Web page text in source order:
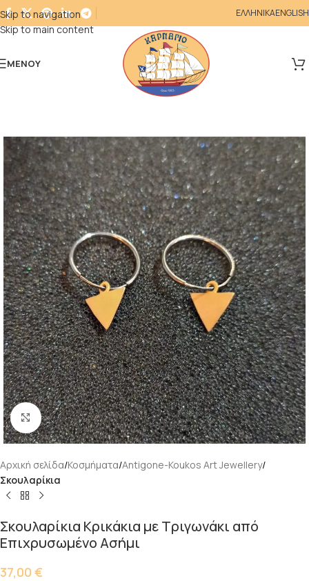
Skip to navigation
Skip to main content
ΕΛΛΗΝΙΚΑENGLISH
ΜΕΝΟΎ
Κάντε κλικ για μεγέθυνση
Αρχική σελίδα Κοσμήματα Antigone-Koukos Art Jewellery
Σκουλαρίκια
Σκουλαρίκια Κρικάκια με Τριγωνάκι από
Επιχρυσωμένο Ασήμι
37,00 €